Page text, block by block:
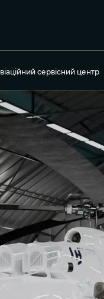
сервісний центр